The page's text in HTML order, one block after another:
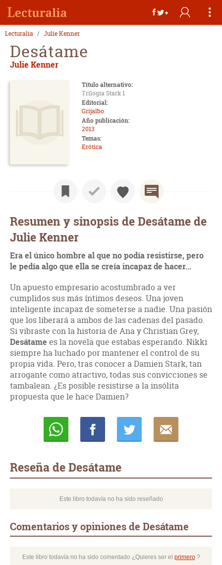
Lecturalia Julie Kenner
Desátame
Julie Kenner
Título alternativo:
Trilogía Stark 1
Editorial:
Grijalbo
Año publicación:
2013
Temas:
Erótica
Resumen y sinopsis de Desátame de
Julie Kenner
Era el único hombre al que no podía resistirse, pero
le pedía algo que ella se creía incapaz de hacer...
Un apuesto empresario acostumbrado a ver
cumplidos sus más íntimos deseos. Una joven
inteligente incapaz de someterse a nadie. Una pasión
que los liberará a ambos de las cadenas del pasado.
Si vibraste con la historia de Ana y Christian Grey,
Desátame es la novela que estabas esperando. Nikki
siempre ha luchado por mantener el control de su
propia vida. Pero, tras conocer a Damien Stark, tan
arrogante como atractivo, todas sus convicciones se
tambalean. ¿Es posible resistirse a la insólita
propuesta que le hace Damien?
Reseña de Desátame
Este libro todavía no ha sido reseñado
Comentarios y opiniones de Desátame
Este libro todavía no ha sido comentado ¿Quieres ser el primero?